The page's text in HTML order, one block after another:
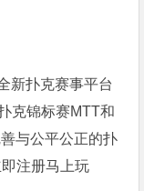
新扑克赛事平台
克锦标赛MTT和
与公平公正的扑
注册马上玩